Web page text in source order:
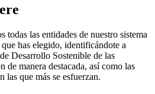
todas las entidades de nuestro sistema
has elegido, identificándote a
Desarrollo Sostenible de las
de manera destacada, así como las
las que más se esfuerzan.